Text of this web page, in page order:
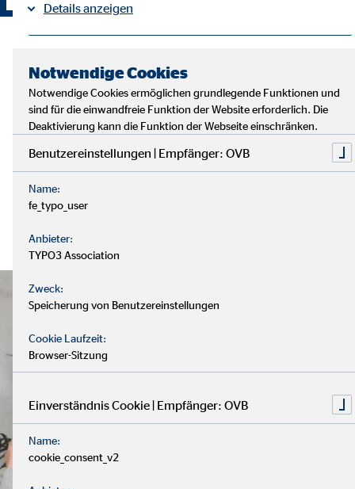
Details anzeigen
Notwendige Cookies
Notwendige Cookies ermöglichen grundlegende Funktionen und
sind für die einwandfreie Funktion der Website erforderlich. Die
Deaktivierung kann die Funktion der Webseite einschränken.
Benutzereinstellungen | Empfänger: OVB
Name:
fe_typo_user
Anbieter:
TYPO3 Association
Zweck:
Speicherung von Benutzereinstellungen
Cookie Laufzeit:
Browser-Sitzung
Einverständnis Cookie | Empfänger: OVB
Name:
cookie_consent_v2